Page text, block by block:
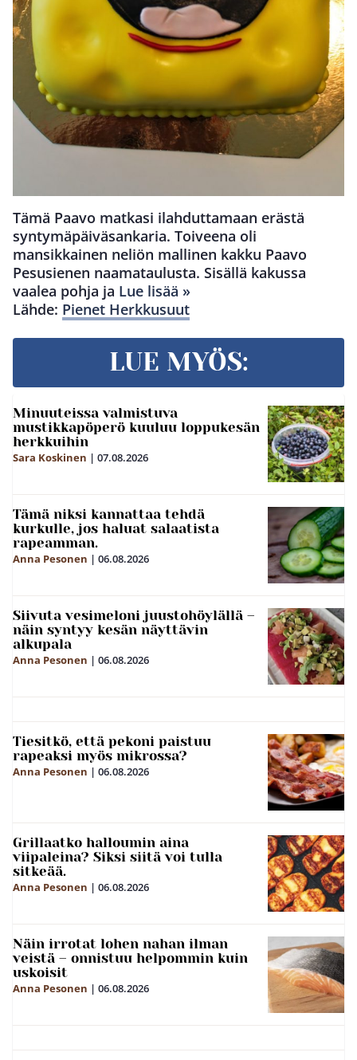
Tämä Paavo matkasi ilahduttamaan erästä
syntymäpäiväsankaria. Toiveena oli
mansikkainen neliön mallinen kakku Paavo
Pesusienen naamataulusta. Sisällä kakussa
vaalea pohja ja Lue lisää »
Lähde: Pienet Herkkusuut
LUE MYÖS:
Minuuteissa valmistuva
mustikkapöperö kuuluu loppukesän
herkkuihin
Sara Koskinen | 07.08.2026
Tämä niksi kannattaa tehdä
kurkulle, jos haluat salaatista
rapeamman.
Anna Pesonen | 06.08.2026
Siivuta vesimeloni juustohöylällä –
näin syntyy kesän näyttävin
alkupala
Anna Pesonen | 06.08.2026
Tiesitkö, että pekoni paistuu
rapeaksi myös mikrossa?
Anna Pesonen | 06.08.2026
Grillaatko halloumin aina
viipaleina? Siksi siitä voi tulla
sitkeää.
Anna Pesonen | 06.08.2026
Näin irrotat lohen nahan ilman
veistä – onnistuu helpommin kuin
uskoisit
Anna Pesonen | 06.08.2026